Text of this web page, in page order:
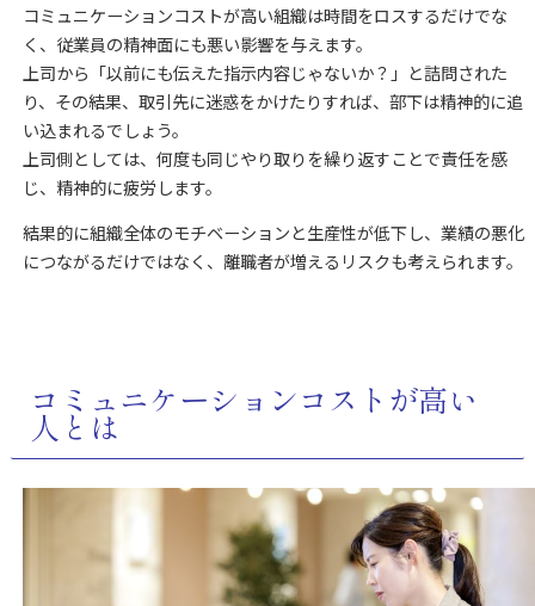
コミュニケーションコストが高い組織は時間をロスするだけでな
く、従業員の精神面にも悪い影響を与えます。
上司から「以前にも伝えた指示内容じゃないか？」と詰問された
り、その結果、取引先に迷惑をかけたりすれば、部下は精神的に追
い込まれるでしょう。
上司側としては、何度も同じやり取りを繰り返すことで責任を感
じ、精神的に疲労します。
結果的に組織全体のモチベーションと生産性が低下し、業績の悪化
につながるだけではなく、離職者が増えるリスクも考えられます。
コミュニケーションコストが高い
人とは